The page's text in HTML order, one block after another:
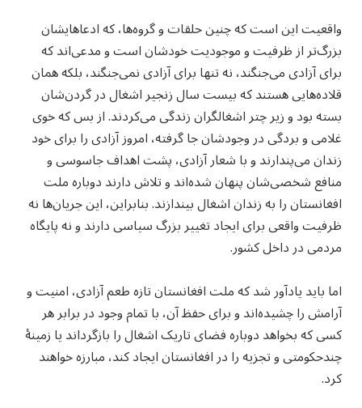
واقعیت این است که چنین حلقات و گروه‌ها، که ادعاهایشان
بزرگ‌تر از ظرفیت و موجودیت خودشان است و مدعی‌اند که
برای آزادی می‌جنگند، نه تنها برای آزادی نمی‌جنگند، بلکه همان
قلاده‌هایی هستند که بیست سال زنجیر اشغال در گردن‌شان
بسته بود و زیر چتر اشغالگران زندگی می‌کردند. از بس که خوی
غلامی و بردگی در وجودشان جا گرفته، امروز آزادی را برای خود
زندان می‌پندارند و با شعار آزادی، پشت اهداف جاسوسی و
منافع شخصی‌شان پنهان شده‌اند و تلاش دارند دوباره ملت
افغانستان را به زندان اشغال بیندازند. بنابراین، این جریان‌ها نه
ظرفیت واقعی برای ایجاد تغییر بزرگ سیاسی دارند و نه پایگاه
مردمی در داخل کشور.
اما باید یادآور شد که ملت افغانستان تازه طعم آزادی، امنیت و
آرامش را چشیده‌اند و برای حفظ آن، با تمام وجود در برابر هر
کسی که بخواهد دوباره فضای تاریک اشغال را بازگرداند یا زمینهٔ
چندحکومتی و تجزیه را در افغانستان ایجاد کند، مبارزه خواهند
کرد.